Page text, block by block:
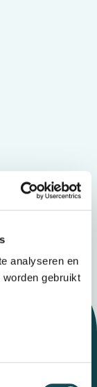
analyseren en
gebruikt